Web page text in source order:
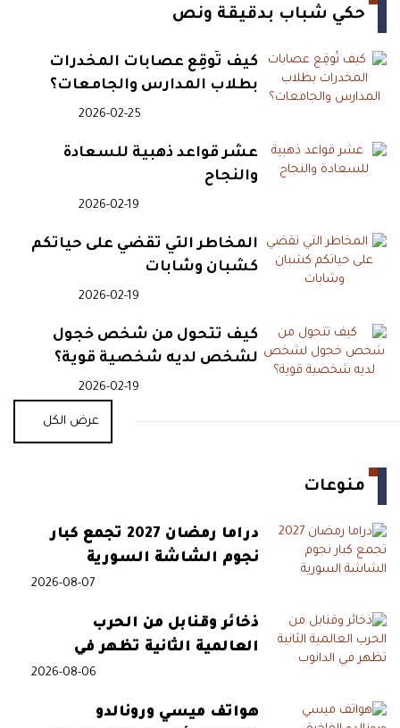
17:35
أبراهام لينكولن تواجه أزمة
موجة هجرة دامية تضرب سبتة
بيان مشترك لـ8 دول: إسرائيل
اعتصام أمام مجلس الوزراء..
أساتذة الجامعة اللبنانية يرفعون
هل أنقذت الصين أسواق النفط
حكي شباب بدقيقة ونص
كيف تُوقِع عصابات المخدرات
بطلاب المدارس والجامعات؟
2026-02-25
عشر قواعد ذهبية للسعادة
والنجاح
2026-02-19
المخاطر التي تقضي على حياتكم
كشبان وشابات
2026-02-19
كيف تتحول من شخص خجول
لشخص لديه شخصية قوية؟
2026-02-19
عرض الكل
منوعات
دراما رمضان 2027 تجمع كبار
نجوم الشاشة السورية
2026-08-07
ذخائر وقنابل من الحرب
العالمية الثانية تظهر في
2026-08-06
هواتف ميسي ورونالدو